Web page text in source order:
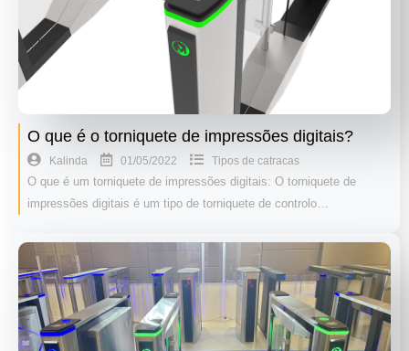
O que é o torniquete de impressões digitais?
Kalinda 01/05/2022 Tipos de catracas
O que é um torniquete de impressões digitais: O torniquete de
impressões digitais é um tipo de torniquete de controlo…